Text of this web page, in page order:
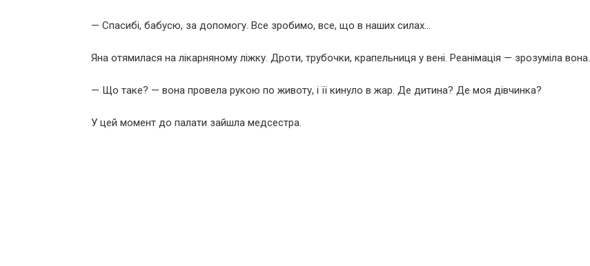
— Спасибі, бабусю, за допомогу. Все зробимо, все, що в наших силах…
Яна отямилася на лікарняному ліжку. Дроти, трубочки, крапельниця у вені. Реанімація — зрозуміла вона.
— Що таке? — вона провела рукою по животу, і її кинуло в жар. Де дитина? Де моя дівчинка?
У цей момент до палати зайшла медсестра.